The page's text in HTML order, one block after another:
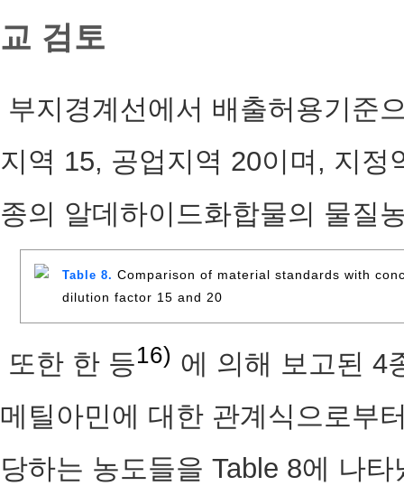
교 검토
부지경계선에서 배출허용기준
지역 15, 공업지역 20이며, 지
종의 알데하이드화합물의 물질
Table 8. Comparison of material standards with
dilution factor 15 and 20
또한 한 등16) 에 의해 보고된 4
메틸아민에 대한 관계식으로부
당하는 농도들을 Table 8에 나